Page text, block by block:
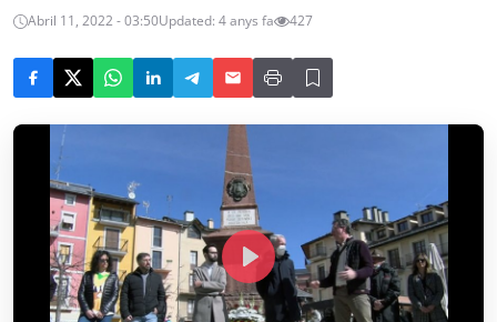
Abril 11, 2022 - 03:50Updated: 4 anys fa 427
P
l